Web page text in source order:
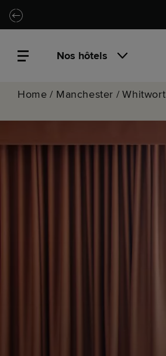
Passer au contenu principal
Locke.Header.SkipToNav
Nos hôtels
Home / Manchester /